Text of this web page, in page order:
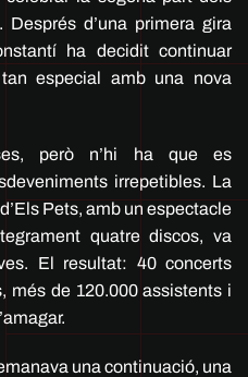
d’una primera gira
ha decidit continuar
especial amb una nova
però n’hi ha que es
irrepetibles. La
Pets, amb un espectacle
quatre discos, va
El resultat: 40 concerts
més de 120.000 assistents i
una continuació, una